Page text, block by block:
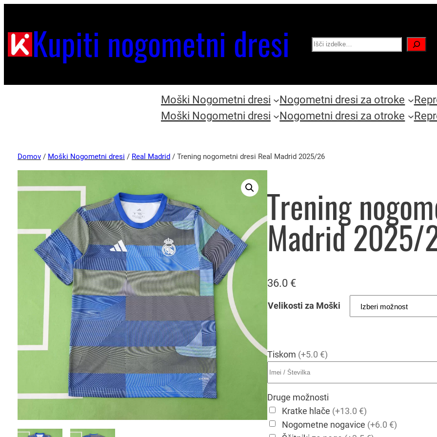
Kupiti nogometni dresi Search
Moški Nogometni dresi Nogometni dresi za otroke
Moški Nogometni dresi
Nogometni dresi za otroke
Domov / Moški Nogometni dresi / Real Madrid / Trening nogometni dresi Real Madrid 2025/26
Trening
Madrid 2025/
36.0 €
Velikosti za Moški
Tiskom (+5.0 €)
Druge možnosti
Kratke hlače (+13.0 €)
Nogometne nogavice (+6.0 €)